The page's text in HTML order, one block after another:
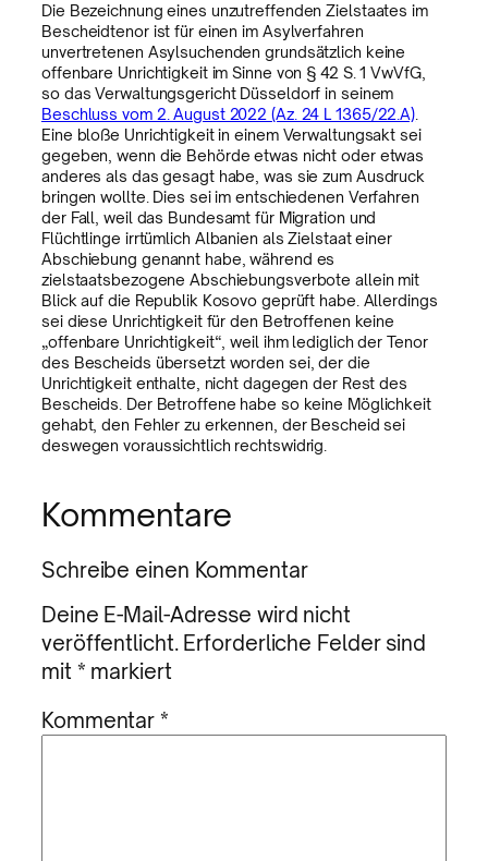
Die Bezeichnung eines unzutreffenden Zielstaates im
Bescheidtenor ist für einen im Asylverfahren
unvertretenen Asylsuchenden grundsätzlich keine
offenbare Unrichtigkeit im Sinne von § 42 S. 1 VwVfG,
so das Verwaltungsgericht Düsseldorf in seinem
Beschluss vom 2. August 2022 (Az. 24 L 1365/22.A)
Eine bloße Unrichtigkeit in einem Verwaltungsakt sei
gegeben, wenn die Behörde etwas nicht oder etwas
anderes als das gesagt habe, was sie zum Ausdruck
bringen wollte. Dies sei im entschiedenen Verfahren
der Fall, weil das Bundesamt für Migration und
Flüchtlinge irrtümlich Albanien als Zielstaat einer
Abschiebung genannt habe, während es
zielstaatsbezogene Abschiebungsverbote allein mit
Blick auf die Republik Kosovo geprüft habe. Allerdings
sei diese Unrichtigkeit für den Betroffenen keine
„offenbare Unrichtigkeit“, weil ihm lediglich der Tenor
des Bescheids übersetzt worden sei, der die
Unrichtigkeit enthalte, nicht dagegen der Rest des
Bescheids. Der Betroffene habe so keine Möglichkeit
gehabt, den Fehler zu erkennen, der Bescheid sei
deswegen voraussichtlich rechtswidrig.
Kommentare
Schreibe einen Kommentar
Deine E-Mail-Adresse wird nicht
veröffentlicht. Erforderliche Felder sind
mit * markiert
Kommentar*